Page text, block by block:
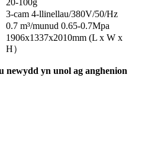
20-100g
3-cam 4-llinellau/380V/50/Hz
0.7 m³/munud 0.65-0.7Mpa
1906x1337x2010mm (L x W x
H）
newydd yn unol ag anghenion